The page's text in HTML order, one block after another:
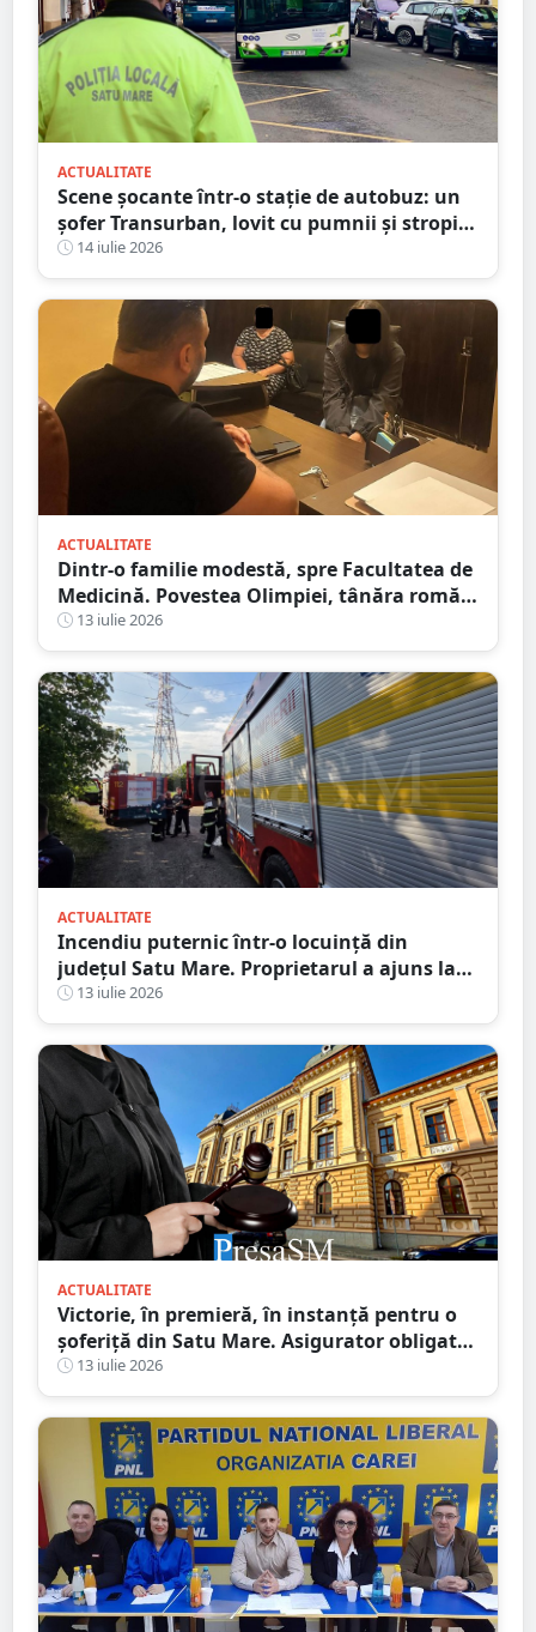
ACTUALITATE
Scene șocante într-o stație de autobuz: un
șofer Transurban, lovit cu pumnii și stropit
cu spray lacrimogen
14 iulie 2026
ACTUALITATE
Dintr-o familie modestă, spre Facultatea de
Medicină. Povestea Olimpiei, tânăra romă
care refuză să lase sărăcia să-i decidă
viitorul
13 iulie 2026
ACTUALITATE
Incendiu puternic într-o locuință din
județul Satu Mare. Proprietarul a ajuns la
spital după ce a inhalat fum
13 iulie 2026
ACTUALITATE
Victorie, în premieră, în instanță pentru o
șoferiță din Satu Mare. Asigurator obligat
să plătească integral daunele morale
13 iulie 2026